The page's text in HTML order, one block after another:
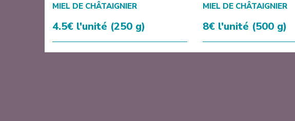
MIEL DE CHÂTAIGNIER
4.5€ l'unité (250 g)
MIEL DE CHÂTAIGNIER
8€ l'unité (500 g)